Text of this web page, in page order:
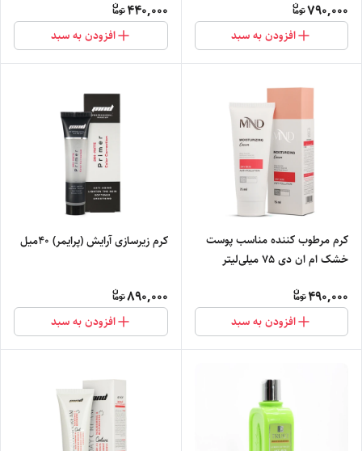
790,000
افزودن به سبد
440,000
افزودن به سبد
کرم مرطوب کننده مناسب پوست
خشک ام ان دی 75 میلی‌لیتر
490,000
افزودن به سبد
کرم زیرسازی آرایش (پرایمر) 40میل
890,000
افزودن به سبد